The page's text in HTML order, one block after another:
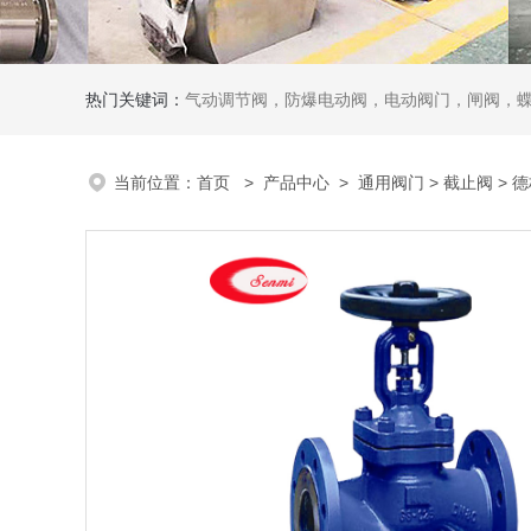
热门关键词： 气动调节阀，防爆电动阀，电动阀门，闸阀，
当前位置： 首页 > 产品中心 > 通用阀门 > 截止阀 >